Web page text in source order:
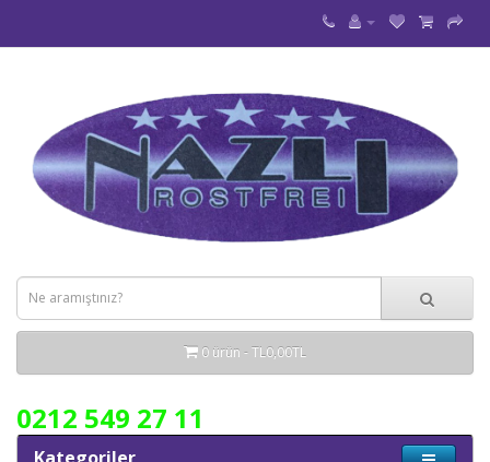
0 ürün - TL0,00TL
0212 549 27 11
Kategoriler